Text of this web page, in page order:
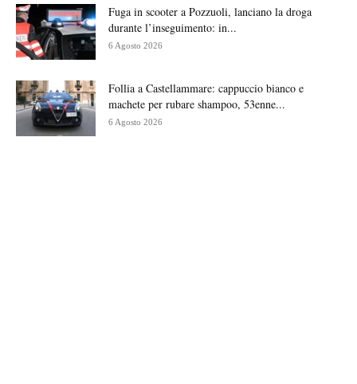
Fuga in scooter a Pozzuoli, lanciano la droga
durante l’inseguimento: in...
6 Agosto 2026
Follia a Castellammare: cappuccio bianco e
machete per rubare shampoo, 53enne...
6 Agosto 2026